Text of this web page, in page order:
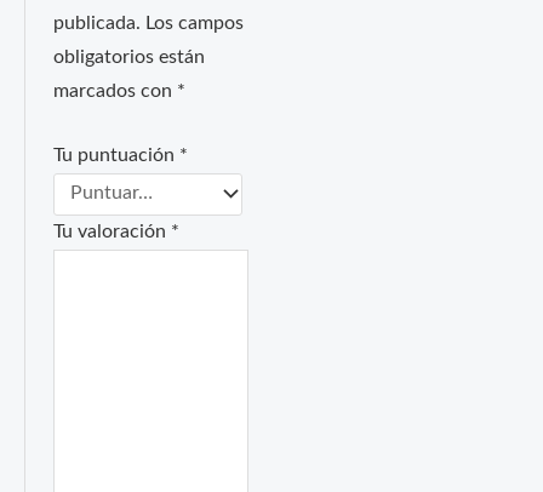
publicada. Los campos
obligatorios están
marcados con *
Tu puntuación *
Tu valoración *